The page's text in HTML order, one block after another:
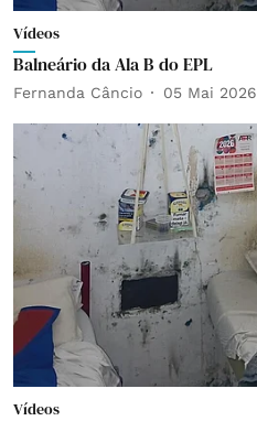
Vídeos
Balneário da Ala B do EPL
Fernanda Câncio 05 Mai 2026
Vídeos